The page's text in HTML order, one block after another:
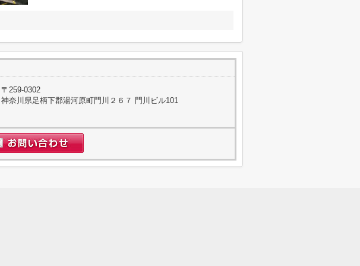
〒259-0302
神奈川県足柄下郡湯河原町門川２６７ 門川ビル101